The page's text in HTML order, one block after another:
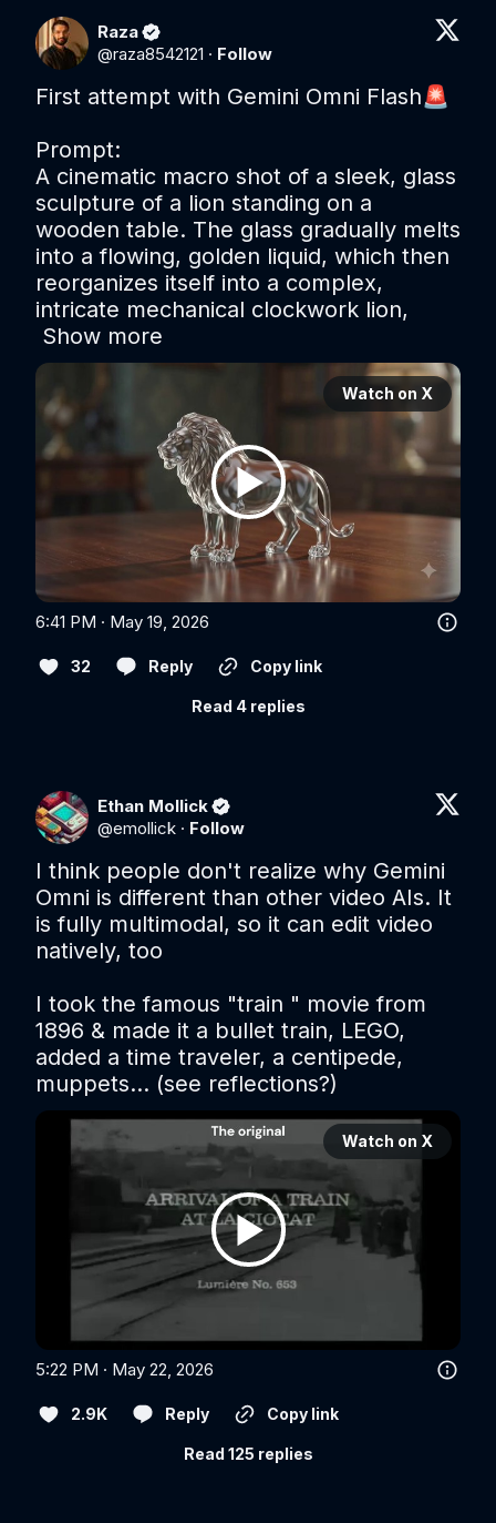
Raza
@raza8542121 · Follow
First attempt with Gemini Omni Flash🚨
Prompt:
A cinematic macro shot of a sleek, glass
sculpture of a lion standing on a
wooden table. The glass gradually melts
into a flowing, golden liquid, which then
reorganizes itself into a complex,
Show more
Watch on X
6:41 PM · May 19, 2026
32 Reply Copy link
Read 4 replies
Ethan Mollick
@emollick · Follow
I think people don't realize why Gemini
Omni is different than other video AIs. It
is fully multimodal, so it can edit video
natively, too
I took the famous "train " movie from
1896 & made it a bullet train, LEGO,
added a time traveler, a centipede,
muppets... (see reflections?)
Watch on X
5:22 PM · May 22, 2026
2.9K Reply Copy link
Read 125 replies